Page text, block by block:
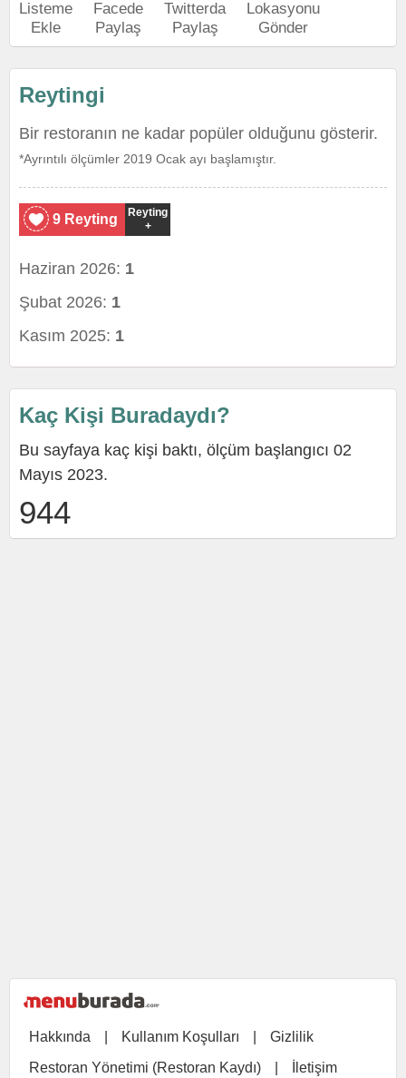
Listeme
Ekle
Facede
Paylaş
Twitterda
Paylaş
Lokasyonu
Gönder
Reytingi
Bir restoranın ne kadar popüler olduğunu gösterir.
*Ayrıntılı ölçümler 2019 Ocak ayı başlamıştır.
9 Reyting
Reyting
+
Haziran 2026: 1
Şubat 2026: 1
Kasım 2025: 1
Kaç Kişi Buradaydı?
Bu sayfaya kaç kişi baktı, ölçüm başlangıcı 02
Mayıs 2023.
944
Hakkında Kullanım Koşulları
Gizlilik
Restoran Yönetimi (Restoran Kaydı)
İletişim